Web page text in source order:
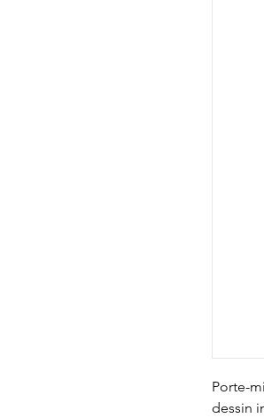
Porte-
dessin